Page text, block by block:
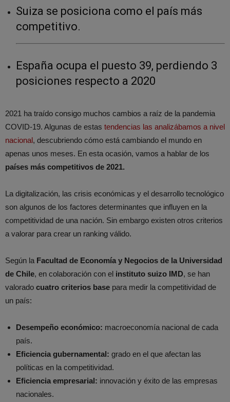
Suiza se posiciona como el país más
competitivo.
España ocupa el puesto 39, perdiendo 3
posiciones respecto a 2020
2021 ha traído consigo muchos cambios a raíz de la pandemia
COVID-19. Algunas de estas tendencias las analizábamos a nivel
nacional, descubriendo cómo está cambiando el mundo en
apenas unos meses. En esta ocasión, vamos a hablar de los
países más competitivos de 2021.
La digitalización, las crisis económicas y el desarrollo tecnológico
son algunos de los factores determinantes que influyen en la
competitividad de una nación. Sin embargo existen otros criterios
a valorar para crear un ranking válido.
Según la Facultad de Economía y Negocios de la Universidad
de Chile, en colaboración con el instituto suizo IMD, se han
valorado cuatro criterios base para medir la competitividad de
un país:
Desempeño económico: macroeconomía nacional de cada
país.
Eficiencia gubernamental: grado en el que afectan las
políticas en la competitividad.
Eficiencia empresarial: innovación y éxito de las empresas
nacionales.